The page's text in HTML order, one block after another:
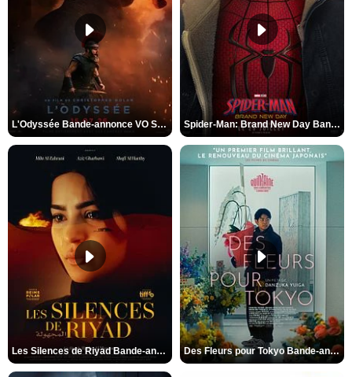
L'Odyssée Bande-annonce VO STFR Spider-Man: Brand New Day Bande-annonce VO STFR
Les Silences de Riyad Bande-annonce VO STFR Des Fleurs pour Tokyo Bande-annonce VO STFR